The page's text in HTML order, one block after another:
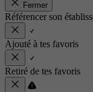
Fermer
Référencer son
Ajouté à tes favoris
Retiré de tes favoris